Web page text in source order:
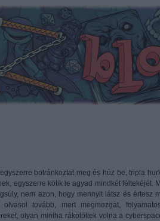
botránkoztat meg és húz be, tripla
egyszerre kötik le agyad mindkét féltekéjét.
nem azon, hogy mennyit látsz és értesz
tovább, mert megmozgat,
olyan mintha rákötöttek volna a